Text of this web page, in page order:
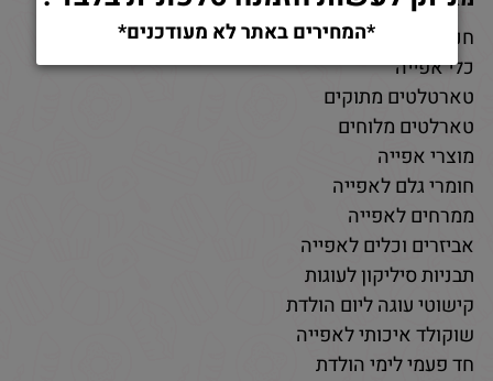
חנות למוצרי אפייה
כלי אפייה
טארטלטים מתוקים
טארלטים מלוחים
מוצרי אפייה
חומרי גלם לאפייה
ממרחים לאפייה
אביזרים וכלים לאפייה
תבניות סיליקון לעוגות
קישוטי עוגה ליום הולדת
שוקולד איכותי לאפייה
חד פעמי לימי הולדת
*המחירים באתר לא מעודכנים*